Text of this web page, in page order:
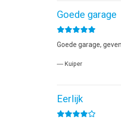
Goede garage
Goede garage,
― Kuiper
Eerlijk